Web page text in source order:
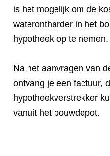
is het mogelijk om de
waterontharder in het
hypotheek op te nemen.
Na het aanvragen van
ontvang je een factuur,
hypotheekverstrekker
vanuit het bouwdepot.